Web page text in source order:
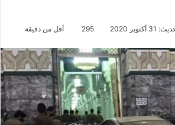
2020
295 أقل من دقيقة